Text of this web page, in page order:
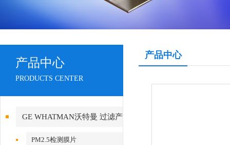
产品中心
PRODUCTS CENTER
GE WHATMAN沃特曼 过滤产
品代理PM2.5检测膜片
产品中心